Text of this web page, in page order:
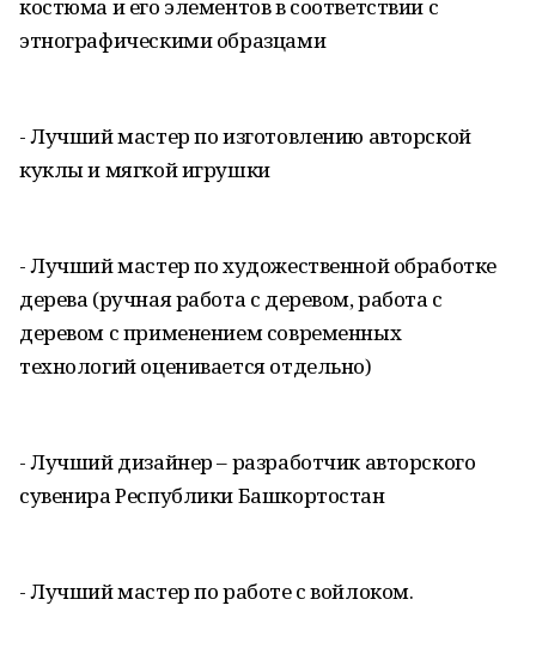
костюма и его элементов в соответствии с
этнографическими образцами
- Лучший мастер по изготовлению авторской
куклы и мягкой игрушки
- Лучший мастер по художественной обработке
дерева (ручная работа с деревом, работа с
деревом с применением современных
технологий оценивается отдельно)
- Лучший дизайнер – разработчик авторского
сувенира Республики Башкортостан
- Лучший мастер по работе с войлоком.